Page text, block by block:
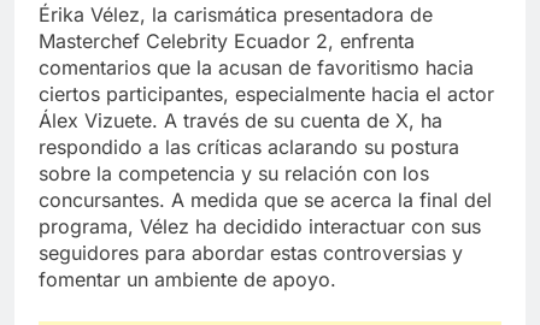
Érika Vélez, la carismática presentadora de
Masterchef Celebrity Ecuador 2, enfrenta
comentarios que la acusan de favoritismo hacia
ciertos participantes, especialmente hacia el actor
Álex Vizuete. A través de su cuenta de X, ha
respondido a las críticas aclarando su postura
sobre la competencia y su relación con los
concursantes. A medida que se acerca la final del
programa, Vélez ha decidido interactuar con sus
seguidores para abordar estas controversias y
fomentar un ambiente de apoyo.